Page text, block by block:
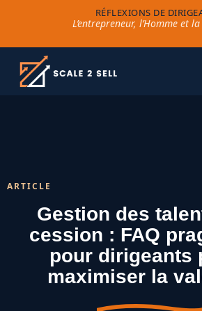
RÉFLEXIONS DE
L’entrepreneur, l’Homme et
ARTICLE
Gestion des
cession : FAQ
pour dirigeants
maximiser la